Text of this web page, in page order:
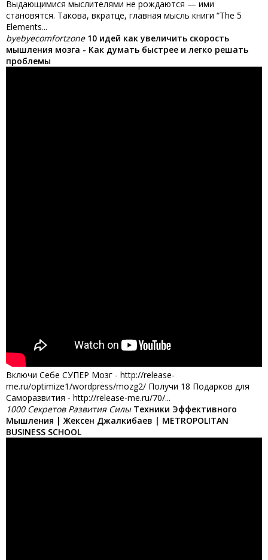
Выдающимися мыслителями не рождаются — ими
становятся. Такова, вкратце, главная мысль книги “The 5
Elements...
byebyecomfortzone 10 идей как увеличить скорость
мышления мозга - Как думать быстрее и легко решать
проблемы
Включи Себе СУПЕР Мозг - http://release-
me.ru/optimize1/wordpress/mozg2/ Получи 18 Подарков для
Саморазвития - http://release-me.ru/70/...
1000 Секретов Развития Силы Техники Эффективного
Мышления | Жексен Джалкибаев | METROPOLITAN
BUSINESS SCHOOL